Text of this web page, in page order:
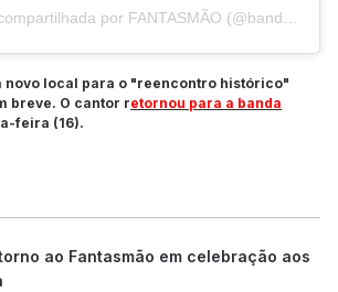
Uma publicação compartilhada por FANTASMÃO (@bandafantasmao)
novo local para o "reencontro histórico"
breve. O cantor retornou para a banda
feira (16).
ao Fantasmão em celebração aos